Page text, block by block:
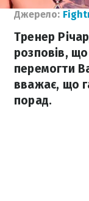
Джерело:
Тренер
розповів,
перемогти
вважає, що
порад.